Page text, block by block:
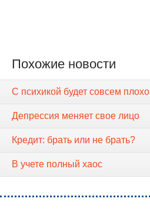
Похожие новости
С психикой будет совсем плохо
Депрессия меняет свое лицо
Кредит: брать или не брать?
В учете полный хаос